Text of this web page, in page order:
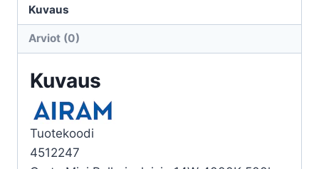
IP65
14W/840
H1100
määrä
Kuvaus
Arviot (0)
Kuvaus
Tuotekoodi
4512247